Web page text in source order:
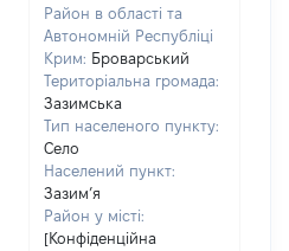
Район в області та
Автономній Республіці
Крим: Броварський
Територіальна громада:
Зазимська
Тип населеного пункту:
Село
Населений пункт:
Зазим’я
Район у місті:
[Конфіденційна